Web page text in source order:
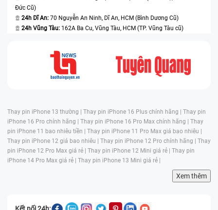
Đức Cũ)
24h Dĩ An: 70 Nguyễn An Ninh, Dĩ An, HCM (Bình Dương Cũ)
24h Vũng Tàu: 162A Ba Cu, Vũng Tàu, HCM (TP. Vũng Tàu cũ)
Thay pin iPhone 13 thường | Thay pin iPhone 16 Plus chính hãng | Thay pin
iPhone 16 Pro chính hãng | Thay pin iPhone 16 Pro Max chính hãng | Thay
pin iPhone 11 bao nhiêu tiền | Thay pin iPhone 11 Pro Max giá bao nhiêu |
Thay pin iPhone 12 giá bao nhiêu | Thay pin iPhone 12 Pro chính hãng | Thay
pin iPhone 12 Pro Max giá rẻ | Thay pin iPhone 12 Mini giá rẻ | Thay pin
iPhone 14 Pro Max giá rẻ | Thay pin iPhone 13 Mini giá rẻ |
Xem thêm